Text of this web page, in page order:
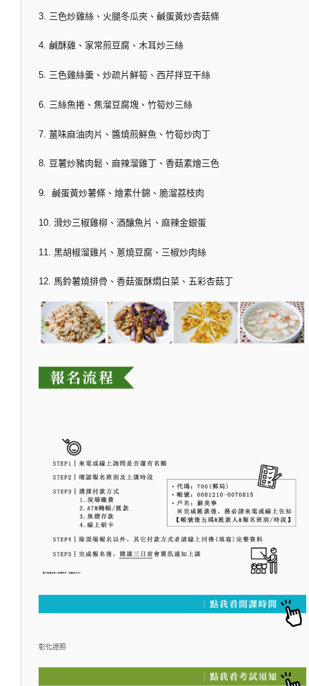
3. 三色炒雞絲、火腿冬瓜夾、鹹蛋黃炒杏菇條
4. 鹹酥雞、家常煎豆腐、木耳炒三絲
5. 三色雞絲羹、炒疏片鮮筍、西芹拌豆干絲
6. 三絲魚捲、焦溜豆腐塊、竹筍炒三絲
7. 薑味麻油肉片、醬燒煎鮮魚、竹筍炒肉丁
8. 豆薯炒豬肉鬆、麻辣溜雞丁、香菇素燴三色
9. 鹹蛋黃炒薯條、燴素什錦、脆溜荔枝肉
10. 滑炒三椒雞柳、酒釀魚片、麻辣金銀蛋
11. 黑胡椒溜雞片、蔥燒豆腐、三椒炒肉絲
12. 馬鈴薯燒排骨、香菇蛋酥燜白菜、五彩杏菇丁
彰化證照